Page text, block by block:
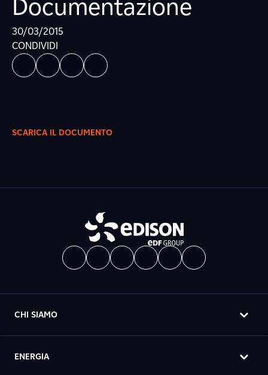
Documentazione
30/03/2015
CONDIVIDI
SCARICA IL DOCUMENTO
CHI SIAMO
ENERGIA